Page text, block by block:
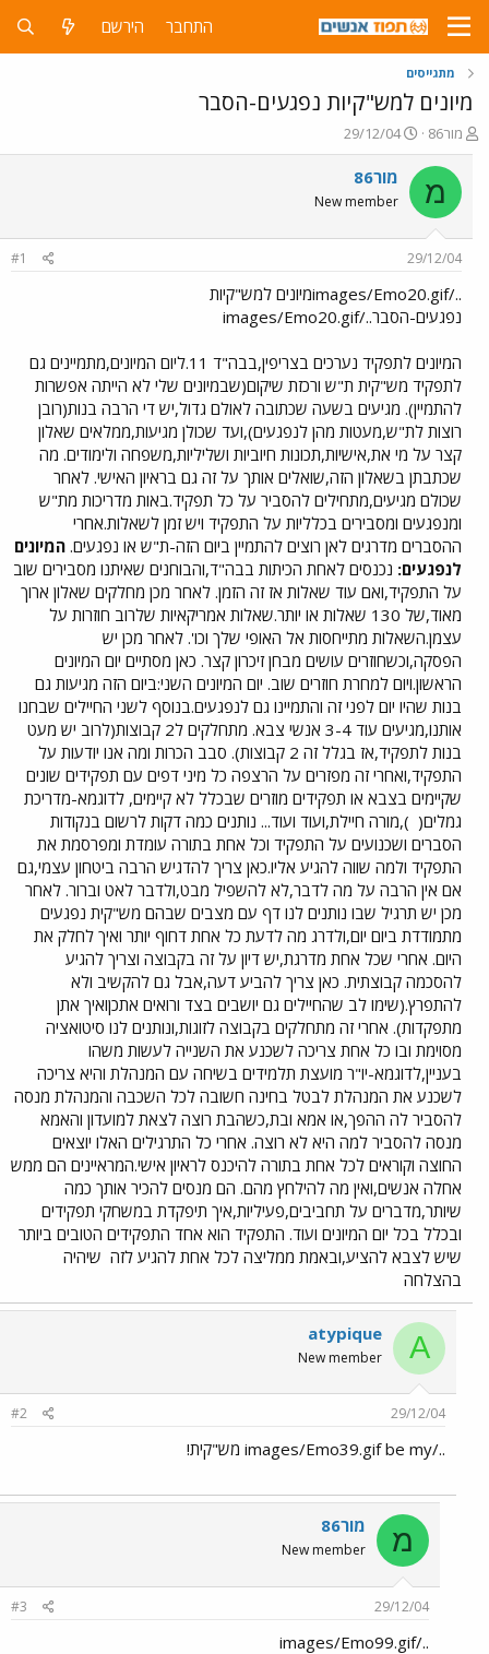
התחבר הירשם
מתגייסים
מיונים למש"קיות נפגעים-הסבר
פ
ו
ת
ח
ה
ש
מור86
פ
ו
ר
ם
ר
י
ך
29/12/04
מ מור86
New member
29/12/04
#1
../images/Emo20.gifמיונים למש"קיות
נפגעים-הסבר../images/Emo20.gif
המיונים לתפקיד נערכים בצריפין,בבה"ד 11.ליום המיונים,מתמיינים גם
לתפקיד מש"קית ת"ש ורכזת שיקום(שבמיונים שלי לא הייתה אפשרות
להתמיין). מגיעים בשעה שכתובה לאולם גדול,יש די הרבה בנות(רובן
רוצות לת"ש,מעטות מהן לנפגעים),ועד שכולן מגיעות,ממלאים שאלון
קצר על מי את,אישיות,תכונות חיוביות ושליליות,משפחה ולימודים. מה
שכתבתן בשאלון הזה,שואלים אותך על זה גם בראיון האישי. לאחר
שכולם מגיעים,מתחילים להסביר על כל תפקיד.באות מדריכות מת"ש
ומנפגעים ומסבירים בכלליות על התפקיד ויש זמן לשאלות.אחרי
ההסברים מדרגים לאן רוצים להתמיין ביום הזה-ת"ש או נפגעים. המיונים
לנפגעים: נכנסים לאחת הכיתות בבה"ד,והבוחנים שאיתנו מסבירים שוב
על התפקיד,ואם עוד שאלות אז זה הזמן. לאחר מכן מחלקים שאלון ארוך
מאוד,של 130 שאלות או יותר.שאלות אמריקאיות שלרוב חוזרות על
עצמן.השאלות מתייחסות אל האופי שלך וכו'. לאחר מכן יש
הפסקה,וכשחוזרים עושים מבחן זיכרון קצר. כאן מסתיים יום המיונים
הראשון.ויום למחרת חוזרים שוב. יום המיונים השני:ביום הזה מגיעות גם
בנות שהיו יום לפני זה והתמיינו גם לנפגעים.בנוסף לשני החיילים שבחנו
אותנו,מגיעים עוד 3-4 אנשי צבא. מתחלקים ל2 קבוצות(לרוב יש מעט
בנות לתפקיד,אז בגלל זה 2 קבוצות). סבב הכרות ומה אנו יודעות על
התפקיד,ואחרי זה מפזרים על הרצפה כל מיני דפים עם תפקידים שונים
שקיימים בצבא או תפקידים מוזרים שבכלל לא קיימים, לדוגמא-מדריכת
גמלים( ),מורה חיילת,ועוד ועוד... נותנים כמה דקות לרשום בנקודות
הסברים ושכנועים על התפקיד וכל אחת בתורה עומדת ומפרסמת את
התפקיד ולמה שווה להגיע אליו.כאן צריך להדגיש הרבה ביטחון עצמי,גם
אם אין הרבה על מה לדבר,לא להשפיל מבט,ולדבר לאט וברור. לאחר
מכן יש תרגיל שבו נותנים לנו דף עם מצבים שבהם מש"קית נפגעים
מתמודדת ביום יום,ולדרג מה לדעת כל אחת דחוף יותר ואיך לחלק את
היום. אחרי שכל אחת מדרגת,יש דיון על זה בקבוצה וצריך להגיע
להסכמה קבוצתית. כאן צריך להביע דעה,אבל גם להקשיב ולא
להתפרץ.(שימו לב שהחיילים גם יושבים בצד ורואים אתכןואיך אתן
מתפקדות). אחרי זה מתחלקים בקבוצה לזוגות,ונותנים לנו סיטואציה
מסוימת ובו כל אחת צריכה לשכנע את השנייה לעשות משהו
בעניין,לדוגמא-יו"ר מועצת תלמידים בשיחה עם המנהלת והיא צריכה
לשכנע את המנהלת לבטל בחינה חשובה לכל השכבה והמנהלת מנסה
להסביר לה ההפך,או אמא ובת,כשהבת רוצה לצאת למועדון והאמא
מנסה להסביר למה היא לא רוצה. אחרי כל התרגילים האלו יוצאים
החוצה וקוראים לכל אחת בתורה להיכנס לראיון אישי.המראיינים הם ממש
אחלה אנשים,ואין מה להילחץ מהם. הם מנסים להכיר אותך כמה
שיותר,מדברים על תחביבים,פעיליות,איך תיפקדת במשחקי תפקידים
ובכלל בכל יום המיונים ועוד. התפקיד הוא אחד התפקידים הטובים ביותר
שיש לצבא להציע,ובאמת ממליצה לכל אחת להגיע לזה שיהיה
בהצלחה
A
atypique
New member
29/12/04
#2
../images/Emo39.gif be my מש"קית!
מ מור86
New member
29/12/04
#3
../images/Emo99.gif